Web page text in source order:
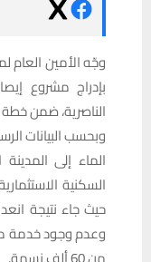
وجّه الأمين العام
بإدراج مشروع
الناصرية، ضمن
وبحسب البيانات
الماء إلى
السكنية
حيث جاء نتيجة
وعدم وجود خدمة